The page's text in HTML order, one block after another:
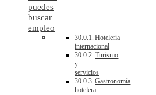
puedes
buscar
empleo
Hotelería
internacional
Turismo
y
servicios
Gastronomía
hotelera